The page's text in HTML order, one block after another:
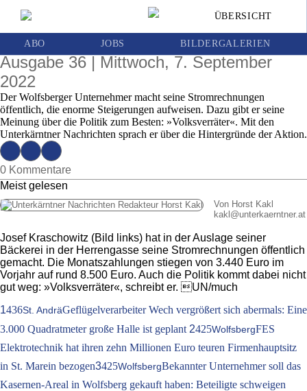
ÜBERSICHT
ABO JOBS BILDERGALERIEN
Bäcker Josef Kraschowitz macht seinem
deftigem Aushang Luft
Ausgabe 36 | Mittwoch, 7. September
2022
Der Wolfsberger Unternehmer macht seine Stromrechnungen
öffentlich, die enorme Steigerungen aufweisen. Dazu gibt er seine
Meinung über die Politik zum Besten: »Volksverräter«. Mit den
Unterkärntner Nachrichten sprach er über die Hintergründe der Aktion.
0 Kommentare
Meist gelesen
Von Horst Kakl
kakl @unterkaerntner.at
Josef Kraschowitz (Bild links) hat in der Auslage seiner
Bäckerei in der Herrengasse seine Stromrechnungen öffentlich
gemacht. Die Monatszahlungen stiegen von 3.440 Euro im
Vorjahr auf rund 8.500 Euro. Auch die Politik kommt dabei nicht
gut weg: »Volksverräter«, schreibt er. UN/much
1436St. AndräGeflügelverarbeiter Wech vergrößert sich abermals: Eine
3.000 Quadratmeter große Halle ist geplant 2425WolfsbergFES
Elektrotechnik hat ihren zehn Millionen Euro teuren Firmenhauptsitz
in St. Marein bezogen3425WolfsbergBekannter Unternehmer soll das
Kasernen-Areal in Wolfsberg gekauft haben: Beteiligte schweigen